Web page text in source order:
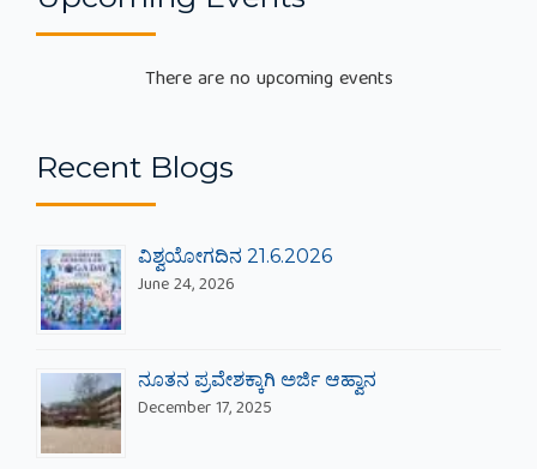
Upcoming Events
Recent Blogs
ವಿಶ್ವಯೋಗದಿನ 21.6.2026
ನೂತನ ಪ್ರವೇಶಕ್ಕಾಗಿ ಅರ್ಜಿ ಆಹ್ವಾನ